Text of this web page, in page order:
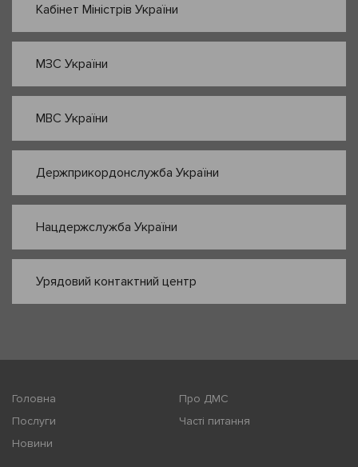
Кабінет Міністрів України
МЗС України
МВС України
Держприкордонслужба України
Нацдержслужба України
Урядовий контактний центр
Головна
Про ДМС
Послуги
Часті питання
Новини